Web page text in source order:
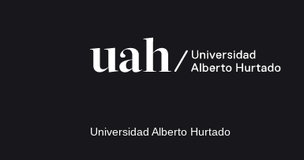
Universidad Alberto Hurtado